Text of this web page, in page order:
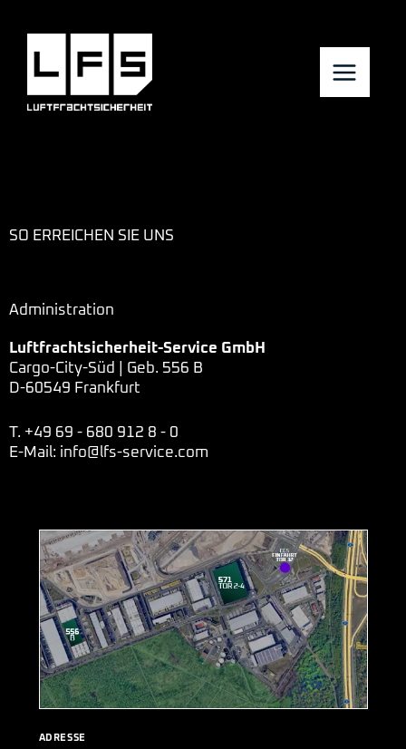
springen
SO ERREICHEN SIE UNS
Administration
Luftfrachtsicherheit-Service GmbH
Cargo-City-Süd | Geb. 556 B
D-60549 Frankfurt
T. +49 69 - 680 912 8 - 0
E-Mail: info@lfs-service.com
ADRESSE